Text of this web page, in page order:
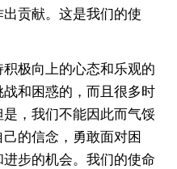
贡献。这是我们的使
极向上的心态和乐观的
和困惑的，而且很多时
，我们不能因此而气馁
的信念，勇敢面对困
步的机会。我们的使命